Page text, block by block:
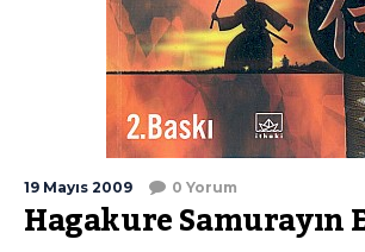
19 Mayıs 2009 0 Yorum
Hagakure Samurayın